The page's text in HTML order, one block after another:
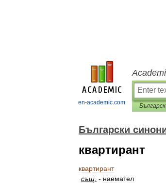
en-academic.com
Български
квартирант
квартирант
същ - наемател